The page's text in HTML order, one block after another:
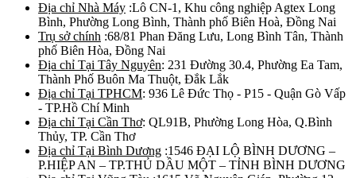
Địa chỉ Nhà Máy :Lô CN-1, Khu công nghiệp Agtex Long
Bình, Phường Long Bình, Thành phố Biên Hoà, Đồng Nai
Trụ sở chính :68/81 Phan Đăng Lưu, Long Bình Tân, Thành
phố Biên Hòa, Đồng Nai
Địa chỉ Tại Tây Nguyên: 231 Đường 30.4, Phường Ea Tam,
Thành Phố Buôn Ma Thuột, Đắk Lắk
Địa chỉ Tại TPHCM: 936 Lê Đức Thọ - P15 - Quận Gò Vấp
- TP.Hồ Chí Minh
Địa chỉ Tại Cần Thơ: QL91B, Phường Long Hòa, Q.Bình
Thủy, TP. Cần Thơ
Địa chỉ Tại Bình Dương :1546 ĐẠI LỘ BÌNH DƯƠNG –
P.HIỆP AN – TP.THỦ DẦU MỘT – TỈNH BÌNH DƯƠNG